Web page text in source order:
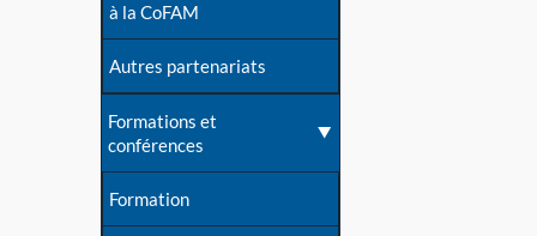
à la CoFAM
Autres partenariats
Formations et
conférences
Formation